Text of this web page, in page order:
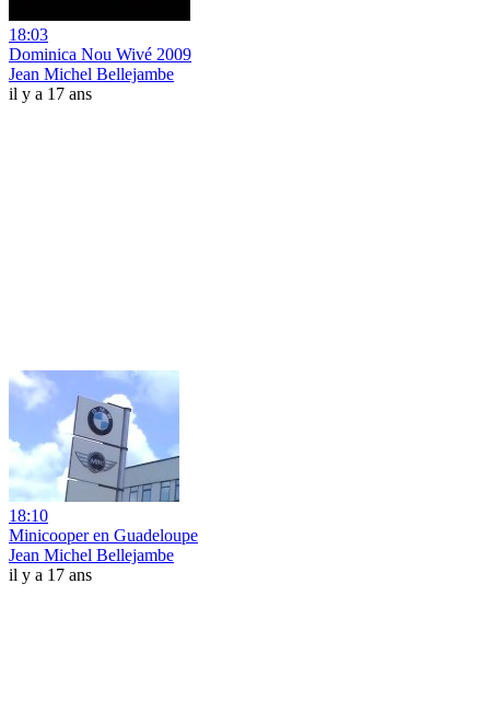
18:03
Dominica Nou Wivé 2009
Jean Michel Bellejambe
il y a 17 ans
18:10
Minicooper en Guadeloupe
Jean Michel Bellejambe
il y a 17 ans